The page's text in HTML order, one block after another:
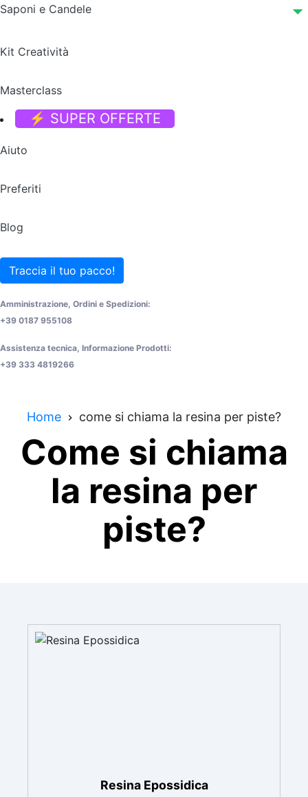
Saponi e Candele
Kit Creatività
Masterclass
⚡ SUPER OFFERTE
Aiuto
Preferiti
Blog
Traccia il tuo pacco!
Amministrazione, Ordini e Spedizioni:
+39 0187 955108
Assistenza tecnica, Informazione Prodotti:
+39 333 4819266
Home come si chiama la resina per piste?
Come si chiama
la resina per
piste?
Resina Epossidica